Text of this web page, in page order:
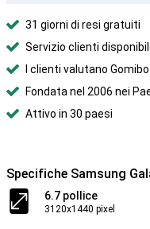
31 giorni di resi gratuiti
Servizio clienti
I clienti valutano
Fondata nel 2006 nei
Attivo in 30 paesi
Specifiche Samsung
6.7 pollice
3120x1440 pixel